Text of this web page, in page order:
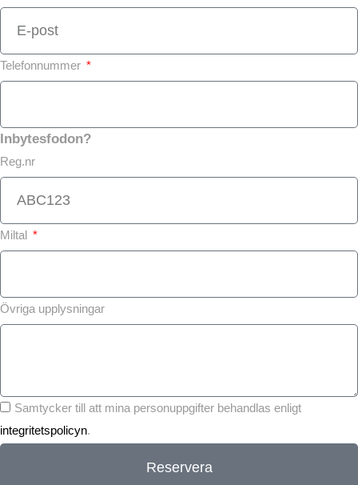
Telefonnummer
Inbytesfodon?
Reg.nr
Miltal
Övriga upplysningar
Samtycker till att mina personuppgifter behandlas enligt
integritetspolicyn.
Reservera